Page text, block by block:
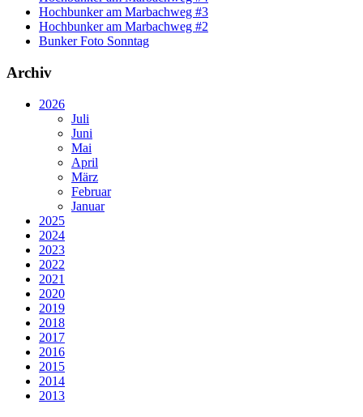
Hochbunker am Marbachweg #3
Hochbunker am Marbachweg #2
Bunker Foto Sonntag
Archiv
2026
Juli
Juni
Mai
April
März
Februar
Januar
2025
2024
2023
2022
2021
2020
2019
2018
2017
2016
2015
2014
2013